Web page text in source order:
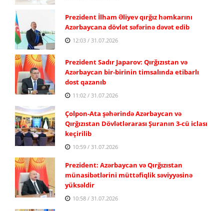
Prezident İlham Əliyev qırğız həmkarını
Azərbaycana dövlət səfərinə dəvət edib
12:03 / 31.07.2026
Prezident Sadır Japarov: Qırğızıstan və
Azərbaycan bir-birinin timsalında etibarlı
dost qazanıb
11:02 / 31.07.2026
Çolpon-Ata şəhərində Azərbaycan və
Qırğızıstan Dövlətlərarası Şuranın 3-cü iclası
keçirilib
10:59 / 31.07.2026
Prezident: Azərbaycan və Qırğızıstan
münasibətlərini müttəfiqlik səviyyəsinə
yüksəldir
10:58 / 31.07.2026